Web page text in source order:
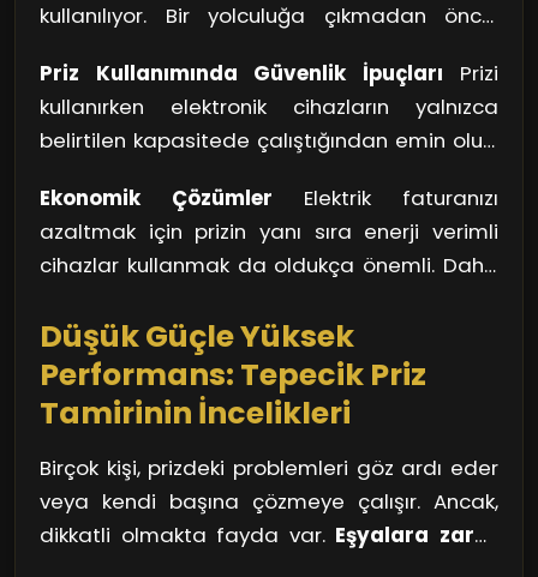
kullanılıyor. Bir yolculuğa çıkmadan önce,
duyduğuna dair bir kontrol yapmanızda
fayda var. Dönüştürücüler işe yarayabilir,
fakat güvenlik her zaman öncelikli olmalı.
Priz Kullanımında Güvenlik İpuçları Prizi
kullanırken elektronik cihazların yalnızca
belirtilen kapasitede çalıştığından emin olun.
yüklenmelere ve yangın tehlikesine yol
açabilir. Ayrıca, su ile teması engellemek,
prizlerin uzun ömürlü olmasını sağlayacaktır.
küçük kazaları önleyici bir önlem olarak
önerilir.
Ekonomik Çözümler Elektrik faturanızı
azaltmak için prizin yanı sıra enerji verimli
cihazlar kullanmak da oldukça önemli. Daha
bütçenize hem de çevreye katkı sağlar.
Unutmayın, doğru priz kullanımı ve enerji
verimliliği, hem güvenliğinizi hem de ekonomik
durumunuzu etkileyen önemli faktörlerdir.
Düşük Güçle Yüksek
Performans: Tepecik Priz
Tamirinin İncelikleri
Birçok kişi, prizdeki problemleri göz ardı eder
veya kendi başına çözmeye çalışır. Ancak,
dikkatli olmakta fayda var. Eşyalara zarar